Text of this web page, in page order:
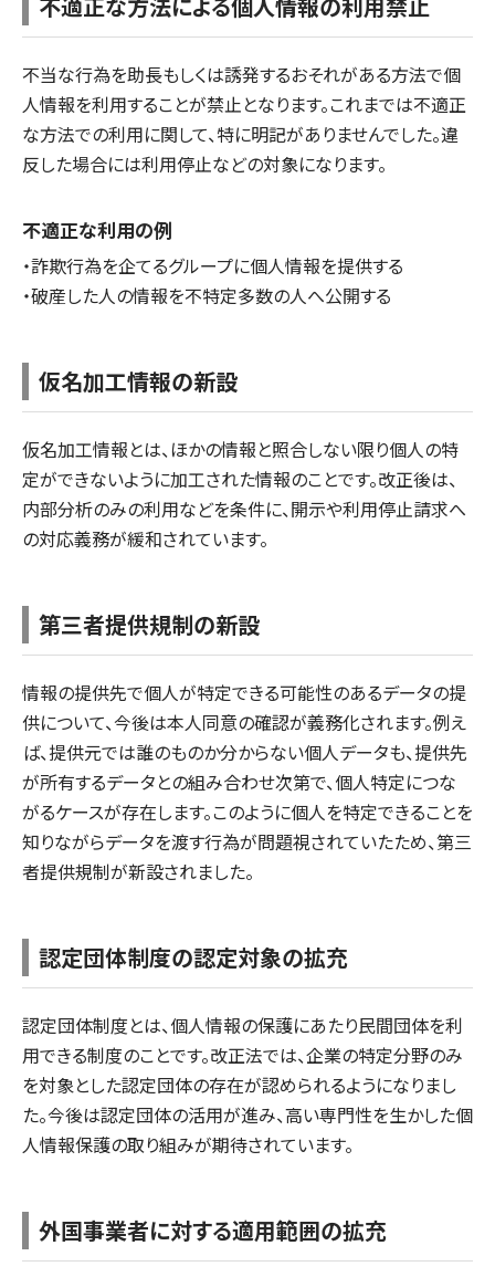
不適正な方法による個人情報の利用禁止
不当な行為を助長もしくは誘発するおそれがある方法で個
人情報を利用することが禁止となります。これまでは不適正
な方法での利用に関して、特に明記がありませんでした。違
反した場合には利用停止などの対象になります。
不適正な利用の例
・詐欺行為を企てるグループに個人情報を提供する
・破産した人の情報を不特定多数の人へ公開する
仮名加工情報の新設
仮名加工情報とは、ほかの情報と照合しない限り個人の特
定ができないように加工された情報のことです。改正後は、
内部分析のみの利用などを条件に、開示や利用停止請求へ
の対応義務が緩和されています。
第三者提供規制の新設
情報の提供先で個人が特定できる可能性のあるデータの提
供について、今後は本人同意の確認が義務化されます。例え
ば、提供元では誰のものか分からない個人データも、提供先
が所有するデータとの組み合わせ次第で、個人特定につな
がるケースが存在します。このように個人を特定できることを
知りながらデータを渡す行為が問題視されていたため、第三
者提供規制が新設されました。
認定団体制度の認定対象の拡充
認定団体制度とは、個人情報の保護にあたり民間団体を利
用できる制度のことです。改正法では、企業の特定分野のみ
を対象とした認定団体の存在が認められるようになりまし
た。今後は認定団体の活用が進み、高い専門性を生かした個
人情報保護の取り組みが期待されています。
外国事業者に対する適用範囲の拡充